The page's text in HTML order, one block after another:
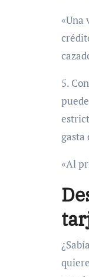
«Una
5.
gasta
«Al